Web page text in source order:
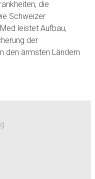
die
Schweizer
leistet Aufbau,
der
den ärmsten Ländern